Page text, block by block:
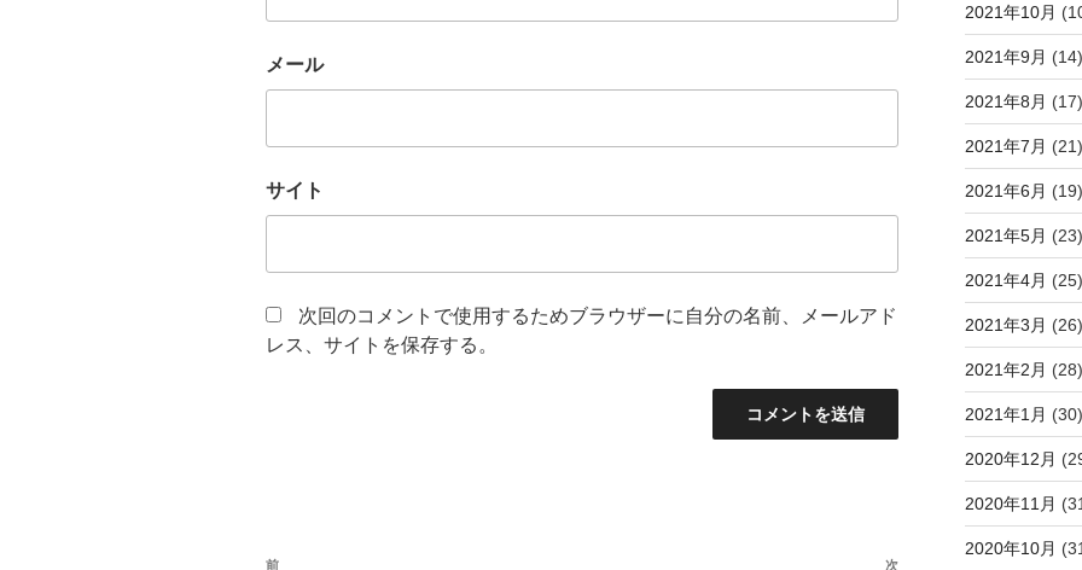
メール
サイト
次回のコメントで使用するためブラウザーに自分の名前、メールアド
レス、サイトを保存する。
投
前 次
2021年10月
2021年9月 (14)
2021年8月 (17)
2021年7月 (21)
2021年6月 (19)
2021年5月 (23)
2021年4月 (25)
2021年3月 (26)
2021年2月 (28)
2021年1月 (30)
2020年12月
2020年11月
2020年10月